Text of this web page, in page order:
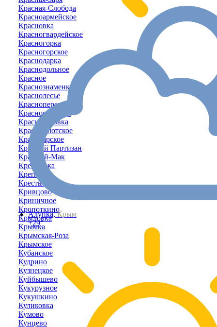
Алупка,Крым
+29°
Красная-Слобода
Красноармейское
Красновка
Красногвардейское
Красногорка
Красногорское
Краснодарка
Краснодольное
Красное
Краснознаменка
Краснолесье
Красноперекопск
Красносельское
Красносёловка
Краснофлотское
Красноярское
Красный Партизан
Красный-Мак
Кремневка
Крепкое
Крестьяновка
Кривцово
Криничное
Кропоткино
Крыловка
Крымка
Крымская-Роза
Крымское
Кубанское
Кудрино
Кузнецкое
Куйбышево
Кукурузное
Кукушкино
Куликовка
Кумово
Кунцево